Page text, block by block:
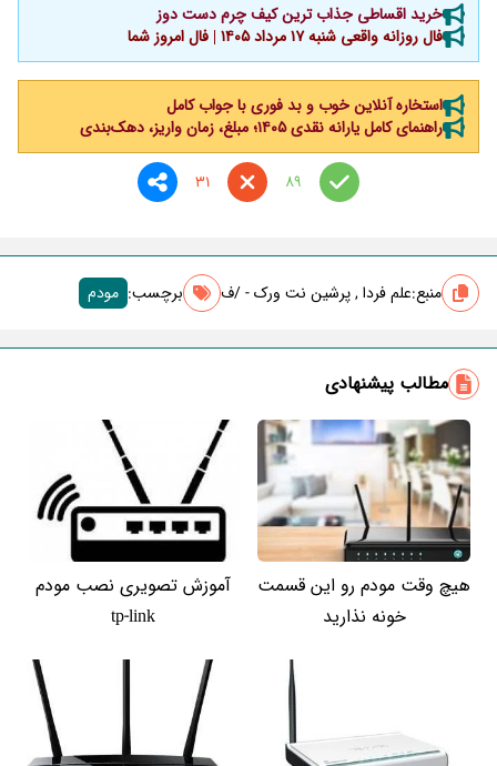
خرید اقساطی جذاب ترین کیف چرم دست دوز
فال روزانه واقعی شنبه ۱۷ مرداد ۱۴۰۵ | فال امروز شما
استخاره آنلاین خوب و بد فوری با جواب کامل
راهنمای کامل یارانه نقدی ۱۴۰۵؛ مبلغ، زمان واریز، دهک‌بندی
89
31
منبع:علم فردا , پرشین نت ورک - /ف برچسب‌: مودم
مطالب پیشنهادی
هیچ وقت مودم رو این قسمت
خونه نذارید
آموزش تصویری نصب مودم
tp-link